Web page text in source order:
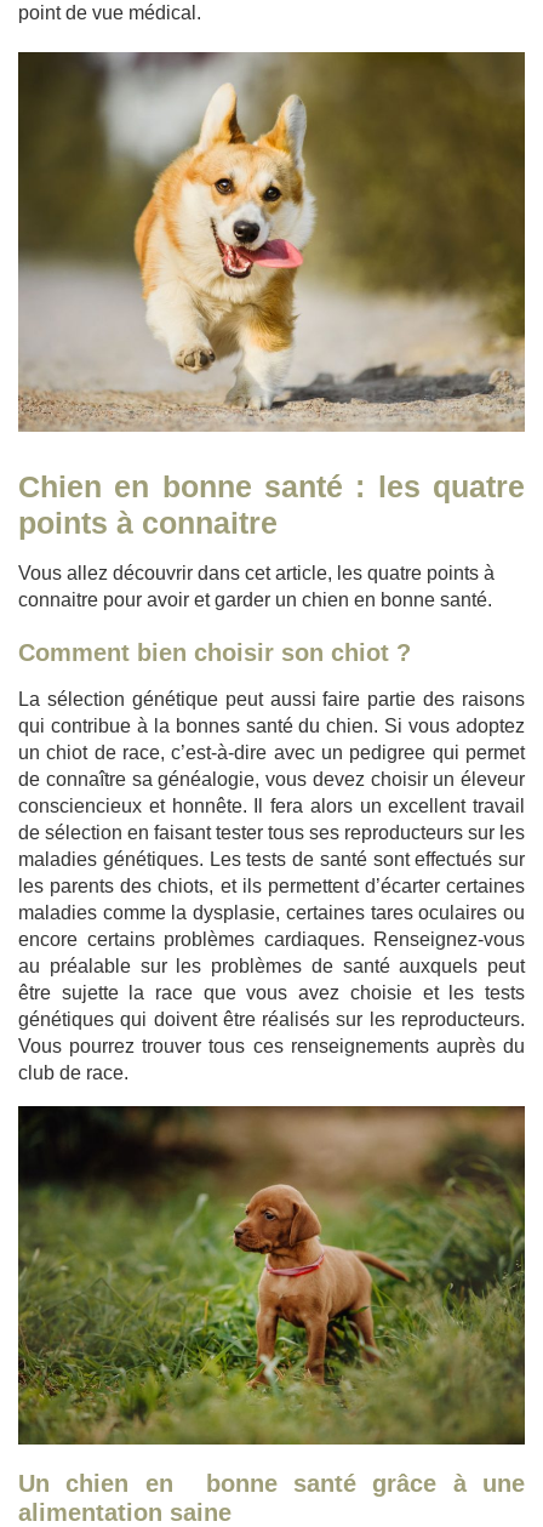
point de vue médical.
Chien en bonne santé : les quatre
points à connaitre
Vous allez découvrir dans cet article, les quatre points à
connaitre pour avoir et garder un chien en bonne santé.
Comment bien choisir son chiot ?
La sélection génétique peut aussi faire partie des raisons
qui contribue à la bonnes santé du chien. Si vous adoptez
un chiot de race, c’est-à-dire avec un pedigree qui permet
de connaître sa généalogie, vous devez choisir un éleveur
consciencieux et honnête. Il fera alors un excellent travail
de sélection en faisant tester tous ses reproducteurs sur les
maladies génétiques. Les tests de santé sont effectués sur
les parents des chiots, et ils permettent d’écarter certaines
maladies comme la dysplasie, certaines tares oculaires ou
encore certains problèmes cardiaques. Renseignez-vous
au préalable sur les problèmes de santé auxquels peut
être sujette la race que vous avez choisie et les tests
génétiques qui doivent être réalisés sur les reproducteurs.
Vous pourrez trouver tous ces renseignements auprès du
club de race.
Un chien en bonne santé grâce à une
alimentation saine